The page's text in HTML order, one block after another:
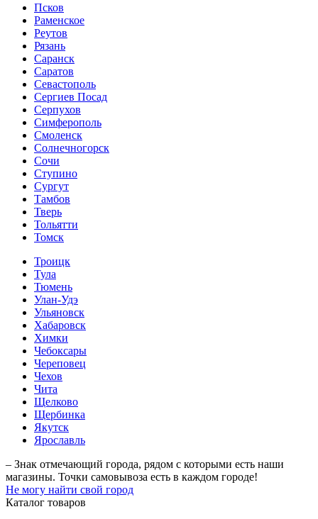
Псков
Раменское
Реутов
Рязань
Саранск
Саратов
Севастополь
Сергиев Посад
Серпухов
Симферополь
Смоленск
Солнечногорск
Сочи
Ступино
Сургут
Тамбов
Тверь
Тольятти
Томск
Троицк
Тула
Тюмень
Улан-Удэ
Ульяновск
Хабаровск
Химки
Чебоксары
Череповец
Чехов
Чита
Щелково
Щербинка
Якутск
Ярославль
– Знак отмечающий города, рядом с которыми есть наши
магазины. Точки самовывоза есть в каждом городе!
Не могу найти свой город
Каталог товаров